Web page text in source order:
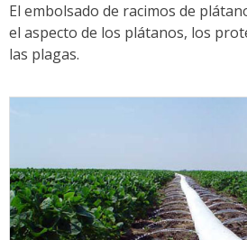
El embolsado de racimos de
el aspecto de los plátanos, los
las plagas.